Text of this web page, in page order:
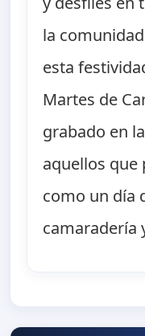
la
esta
Martes de
grabado en
aquellos que
como un día
camaradería